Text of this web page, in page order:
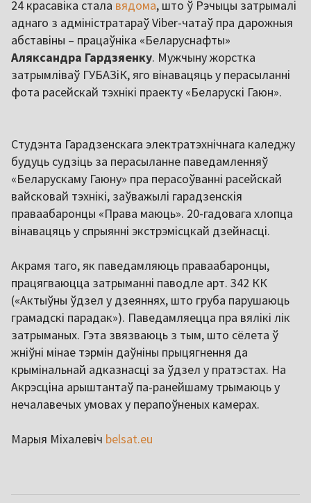
24 красавіка стала вядома, што ў Рэчыцы затрымалі
аднаго з адміністратараў Viber-чатаў пра дарожныя
абставіны – працаўніка «Беларуснафты»
Аляксандра Гардзяенку. Мужчыну жорстка
затрымліваў ГУБАЗіК, яго вінавацяць у перасыланні
фота расейскай тэхнікі праекту «Беларускі Гаюн».
Студэнта Гарадзенскага электратэхнічнага каледжу
будуць судзіць за перасыланне паведамленняў
«Беларускаму Гаюну» пра перасоўванні расейскай
вайсковай тэхнікі, заўважылі гарадзенскія
праваабаронцы «Права маюць». 20-гадовага хлопца
вінавацяць у спрыянні экстрэмісцкай дзейнасці.
Акрамя таго, як паведамляюць праваабаронцы,
працягваюцца затрыманні паводле арт. 342 КК
(«Актыўны ўдзел у дзеяннях, што груба парушаюць
грамадскі парадак»). Паведамляецца пра вялікі лік
затрыманых. Гэта звязваюць з тым, што сёлета ў
жніўні мінае тэрмін даўніны прыцягнення да
крымінальнай адказнасці за ўдзел у пратэстах. На
Акрэсціна арыштантаў па-ранейшаму трымаюць у
нечалавечых умовах у перапоўненых камерах.
Марыя Міхалевіч belsat.eu